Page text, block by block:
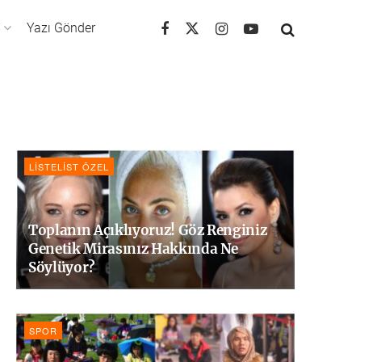
Yazı Gönder
LISTELIST ÖZEL
Toplanın Açıklıyoruz! Göz Renginiz
Genetik Mirasınız Hakkında Ne
Söylüyor?
SPOR